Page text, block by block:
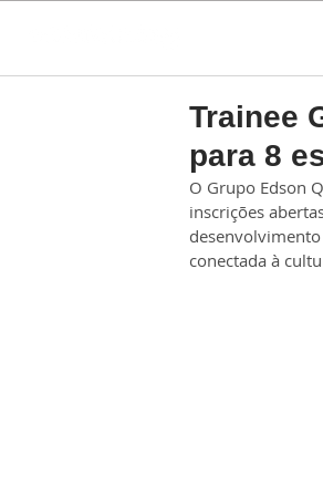
Trainee
para 8
O Grupo Edson
inscrições
conectada à